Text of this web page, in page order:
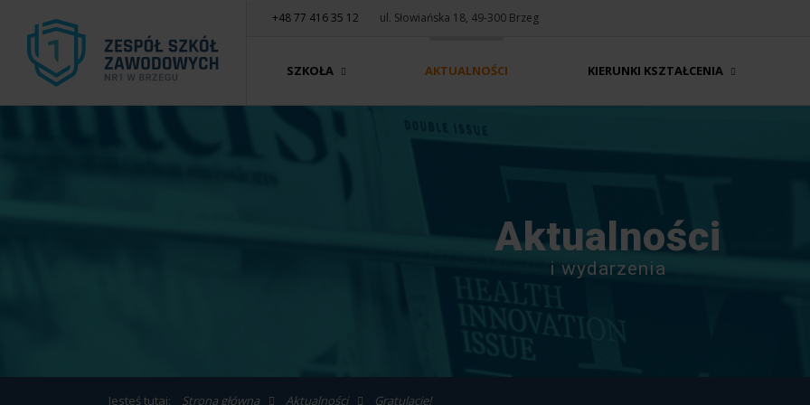
+48 77 416 35 12 ul. Słowiańska 18, 49-300 Brzeg
SZKOŁA AKTUALNOŚCI KIERUNKI KSZTAŁCENIA
Aktualności
i wydarzenia
Jesteś tutaj: Strona główna Aktualności Gratulacje!